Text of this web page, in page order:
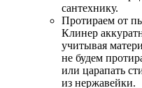
сантехнику.
Протираем от
Клинер
учитывая
не будем
или царапать
из нержавейки.